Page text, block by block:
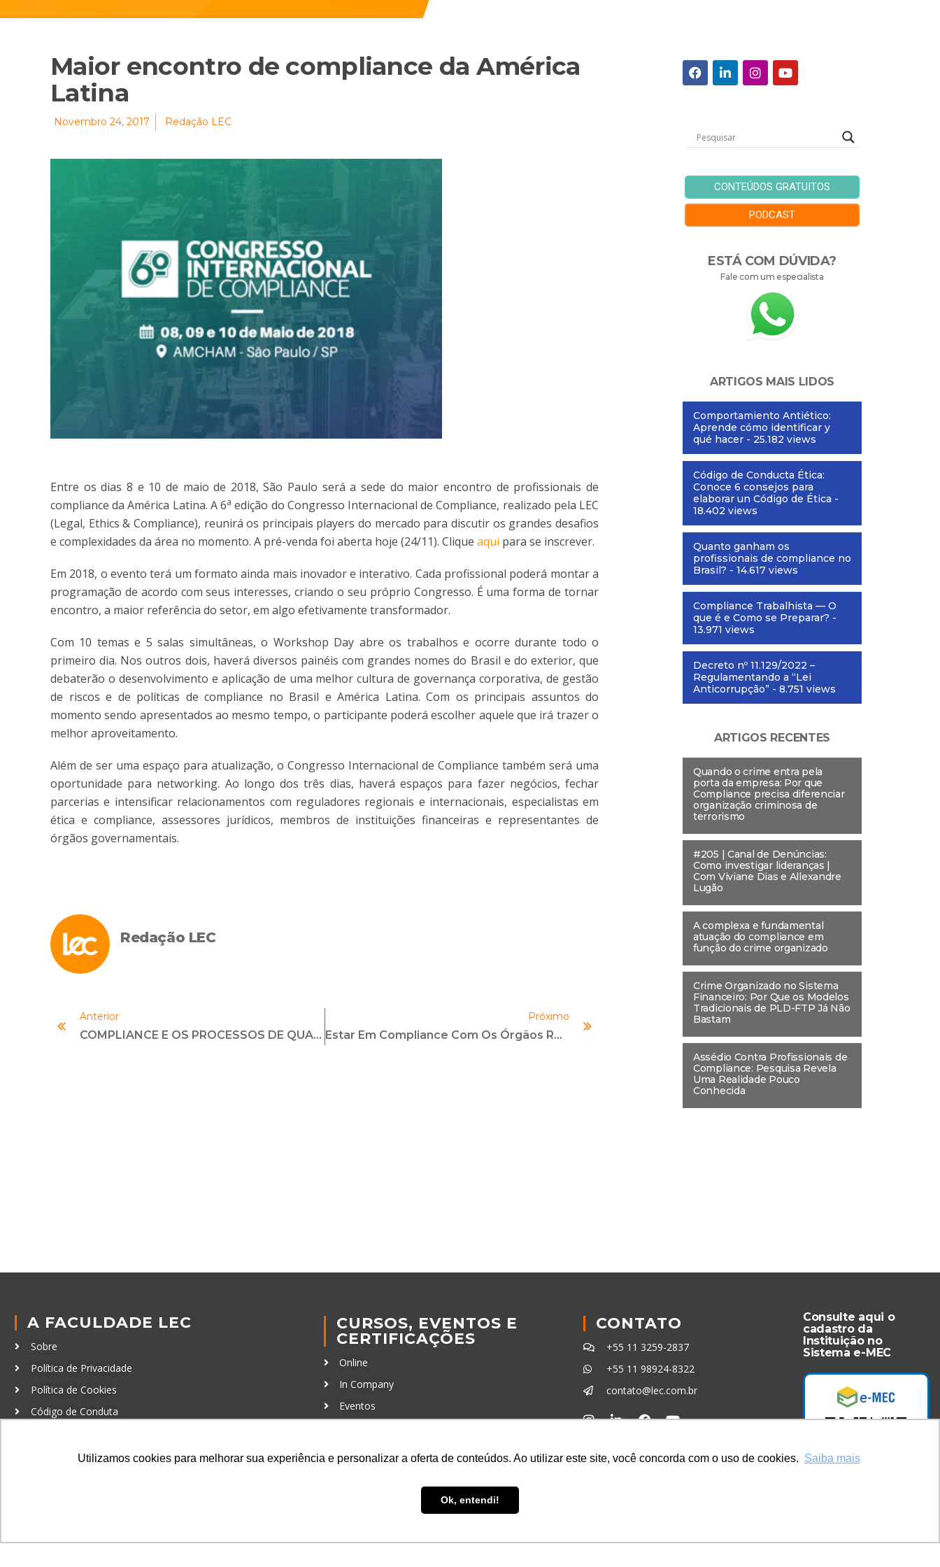
Utilizamos cookies para melhorar sua experiência e personalizar a oferta de conteúdos. Ao utilizar este site, você concorda com o uso de cookies. Saiba mais
Ok, entendi!
Maior encontro de compliance da América
Latina
Novembro 24, 2017 Redação LEC
Entre os dias 8 e 10 de maio de 2018, São Paulo será a sede do maior encontro de profissionais de
compliance da América Latina. A 6a edição do Congresso Internacional de Compliance, realizado pela LEC
(Legal, Ethics & Compliance), reunirá os principais players do mercado para discutir os grandes desafios
e complexidades da área no momento. A pré-venda foi aberta hoje (24/11). Clique aqui para se inscrever.
Em 2018, o evento terá um formato ainda mais inovador e interativo. Cada profissional poderá montar a
programação de acordo com seus interesses, criando o seu próprio Congresso. É uma forma de tornar
encontro, a maior referência do setor, em algo efetivamente transformador.
Com 10 temas e 5 salas simultâneas, o Workshop Day abre os trabalhos e ocorre durante todo o
primeiro dia. Nos outros dois, haverá diversos painéis com grandes nomes do Brasil e do exterior, que
debaterão o desenvolvimento e aplicação de uma melhor cultura de governança corporativa, de gestão
de riscos e de políticas de compliance no Brasil e América Latina. Com os principais assuntos do
momento sendo apresentados ao mesmo tempo, o participante poderá escolher aquele que irá trazer o
melhor aproveitamento.
Além de ser uma espaço para atualização, o Congresso Internacional de Compliance também será uma
oportunidade para networking. Ao longo dos três dias, haverá espaços para fazer negócios, fechar
parcerias e intensificar relacionamentos com reguladores regionais e internacionais, especialistas em
ética e compliance, assessores jurídicos, membros de instituições financeiras e representantes de
órgãos governamentais.
Redação LEC
Anterior
COMPLIANCE E OS PROCESSOS DE QUALIDADE
Próximo
Estar Em Compliance Com Os Órgãos Reguladores
CONTEÚDOS GRATUITOS
PODCAST
ESTÁ COM DÚVIDA?
Fale com um especialista
ARTIGOS MAIS LIDOS
Comportamiento Antiético:
Aprende cómo identificar y
qué hacer - 25.182 views
Código de Conducta Ética:
Conoce 6 consejos para
elaborar un Código de Ética -
18.402 views
Quanto ganham os
profissionais de compliance no
Brasil? - 14.617 views
Compliance Trabalhista — O
que é e Como se Preparar? -
13.971 views
Decreto nº 11.129/2022 –
Regulamentando a “Lei
Anticorrupção” - 8.751 views
ARTIGOS RECENTES
Quando o crime entra pela
porta da empresa: Por que
Compliance precisa diferenciar
organização criminosa de
terrorismo
#205 | Canal de Denúncias:
Como investigar lideranças |
Com Viviane Dias e Allexandre
Lugão
A complexa e fundamental
atuação do compliance em
função do crime organizado
Crime Organizado no Sistema
Financeiro: Por Que os Modelos
Tradicionais de PLD-FTP Já Não
Bastam
Assédio Contra Profissionais de
Compliance: Pesquisa Revela
Uma Realidade Pouco
Conhecida
A FACULDADE LEC
Sobre
Política de Privacidade
Política de Cookies
Código de Conduta
CURSOS, EVENTOS E
CERTIFICAÇÕES
Online
In Company
Eventos
CONTATO
+55 11 3259-2837
+55 11 98924-8322
contato@lec.com.br
Consulte aqui o
cadastro da
Instituição no
Sistema e-MEC